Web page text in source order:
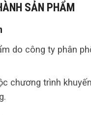
SẢN PHẨM
do công ty phân
chương trình